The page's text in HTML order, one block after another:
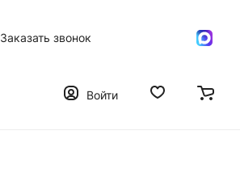
Заказать звонок
Войти